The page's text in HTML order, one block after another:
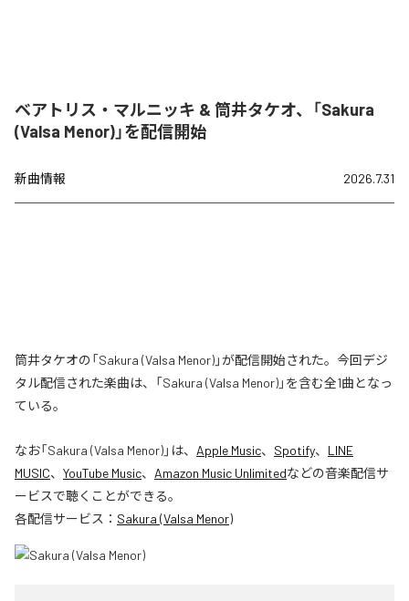
ベアトリス・マルニッキ & 筒井タケオ、「Sakura
(Valsa Menor)」を配信開始
新曲情報 2026.7.31
筒井タケオの「Sakura (Valsa Menor)」が配信開始された。今回デジ
タル配信された楽曲は、「Sakura (Valsa Menor)」を含む全1曲となっ
ている。
なお「Sakura (Valsa Menor)」は、 Apple Music、 Spotify、 LINE
MUSIC、 YouTube Music、 Amazon Music Unlimitedなどの音楽配信サ
ービスで聴くことができる。
各配信サービス： Sakura (Valsa Menor)